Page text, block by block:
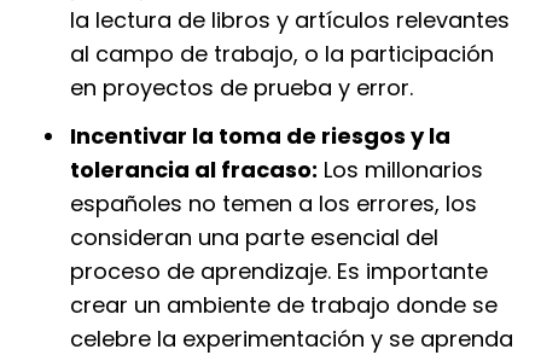
la lectura de libros y artículos relevantes
al campo de trabajo, o la participación
en proyectos de prueba y error.
Incentivar la toma de riesgos y la
tolerancia al fracaso: Los millonarios
españoles no temen a los errores, los
consideran una parte esencial del
proceso de aprendizaje. Es importante
crear un ambiente de trabajo donde se
celebre la experimentación y se aprenda